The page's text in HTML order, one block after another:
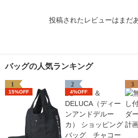
投稿されたレビューはまだ
バッグの人気ランキング
1
15%OFF
2
4%OFF
3